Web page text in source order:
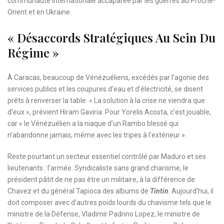
Orient et en Ukraine.
« Désaccords Stratégiques Au Sein Du
Régime »
À Caracas, beaucoup de Vénézuéliens, excédés par l’agonie des
services publics et les coupures d’eau et d’électricité, se disent
prêts à renverser la table. « La solution à la crise ne viendra que
d’eux », prévient Hiram Gaviria. Pour Yorelis Acosta, c’est jouable,
car « le Vénézuélien a la niaque d’un Rambo blessé qui
n’abandonne jamais, même avec les tripes à l’extérieur ».
Reste pourtant un secteur essentiel contrôlé par Maduro et ses
lieutenants : l’armée. Syndicaliste sans grand charisme, le
président pâtit de ne pas être un militaire, à la différence de
Chavez et du général Tapioca des albums de Tintin . Aujourd’hui, il
doit composer avec d’autres poids lourds du chavisme tels que le
ministre de la Défense, Vladimir Padrino Lopez, le ministre de